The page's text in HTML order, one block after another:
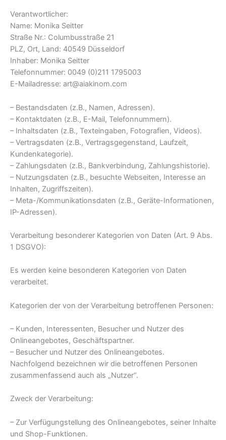
Verantwortlicher:
Name: Monika Seitter
Straße Nr.: Columbusstraße 21
PLZ, Ort, Land: 40549 Düsseldorf
Inhaber: Monika Seitter
Telefonnummer: 0049 (0)211 1795003
E-Mailadresse: art@aiakinom.com
– Bestandsdaten (z.B., Namen, Adressen).
– Kontaktdaten (z.B., E-Mail, Telefonnummern).
– Inhaltsdaten (z.B., Texteingaben, Fotografien, Videos).
– Vertragsdaten (z.B., Vertragsgegenstand, Laufzeit,
Kundenkategorie).
– Zahlungsdaten (z.B., Bankverbindung, Zahlungshistorie).
– Nutzungsdaten (z.B., besuchte Webseiten, Interesse an
Inhalten, Zugriffszeiten).
– Meta-/Kommunikationsdaten (z.B., Geräte-Informationen,
IP-Adressen).
Verarbeitung besonderer Kategorien von Daten (Art. 9 Abs.
1 DSGVO):
Es werden keine besonderen Kategorien von Daten
verarbeitet.
Kategorien der von der Verarbeitung betroffenen Personen:
– Kunden, Interessenten, Besucher und Nutzer des
Onlineangebotes, Geschäftspartner.
– Besucher und Nutzer des Onlineangebotes.
Nachfolgend bezeichnen wir die betroffenen Personen
zusammenfassend auch als „Nutzer“.
Zweck der Verarbeitung:
– Zur Verfügungstellung des Onlineangebotes, seiner Inhalte
und Shop-Funktionen.